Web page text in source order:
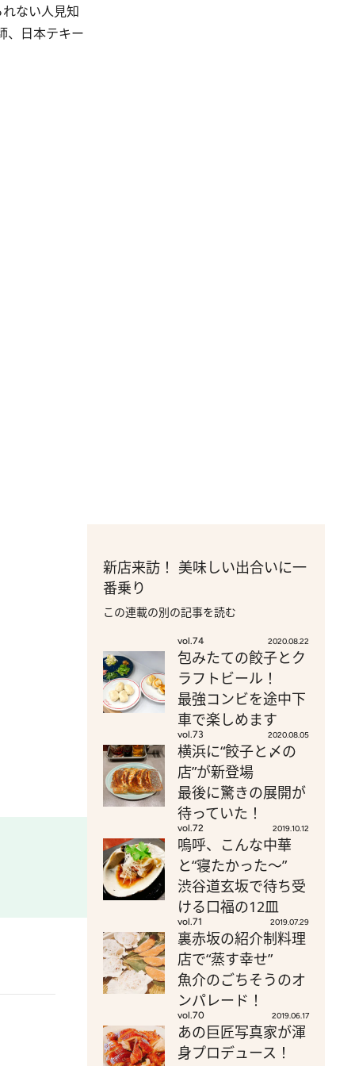
ない人見知
、日本テキー
新店来訪！ 美味しい出合いに一
番乗り
この連載の別の記事を読む
vol.74 2020.08.22
包みたての餃子とク
ラフトビール！
最強コンビを途中下
車で楽しめます
vol.73 2020.08.05
横浜に“餃子と〆の
店”が新登場
最後に驚きの展開が
待っていた！
vol.72 2019.10.12
嗚呼、こんな中華
と“寝たかった～”
渋谷道玄坂で待ち受
ける口福の12皿
vol.71 2019.07.29
裏赤坂の紹介制料理
店で“蒸す幸せ”
魚介のごちそうのオ
ンパレード！
vol.70 2019.06.17
あの巨匠写真家が渾
身プロデュース！